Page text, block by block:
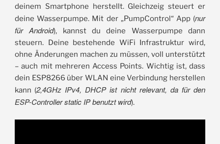
deinem Smartphone herstellt. Gleichzeig steuert er
deine Wasserpumpe. Mit der „PumpControl“ App (nur
für Android), kannst du deine Wasserpumpe dann
steuern. Deine bestehende WiFi Infrastruktur wird,
ohne Änderungen machen zu müssen, voll unterstützt
– auch mit mehreren Access Points. Wichtig ist, dass
dein ESP8266 über WLAN eine Verbindung herstellen
kann (2,4GHz IPv4, DHCP ist nicht relevant, da für den
ESP-Controller static IP benutzt wird).